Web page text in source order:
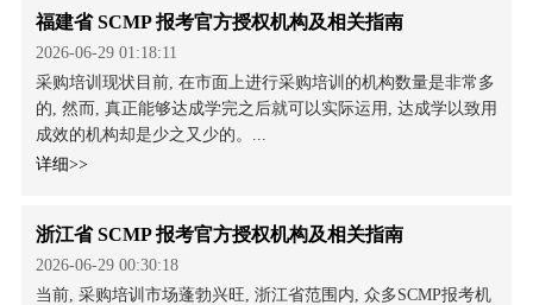
福建省 SCMP 报考官方授权机构及相关指南
2026-06-29 01:18:11
采购培训现状目前, 在市面上进行采购培训的机构数量是非常多
的, 然而, 真正能够达成学完之后就可以实际运用, 达成学以致用
成效的机构却是少之又少的。...
详细>>
浙江省 SCMP 报考官方授权机构及相关指南
2026-06-29 00:30:18
当前, 采购培训市场蓬勃兴旺, 浙江省范围内, 众多SCMP报考机